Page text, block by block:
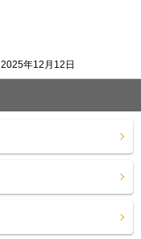
2025年12月12日